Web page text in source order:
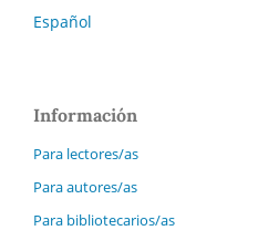
Español
Información
Para lectores/as
Para autores/as
Para bibliotecarios/as